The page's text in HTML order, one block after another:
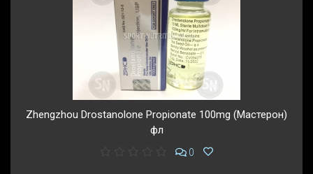
Zhengzhou Drostanolone Propionate 100mg (Мастерон)
фл
0